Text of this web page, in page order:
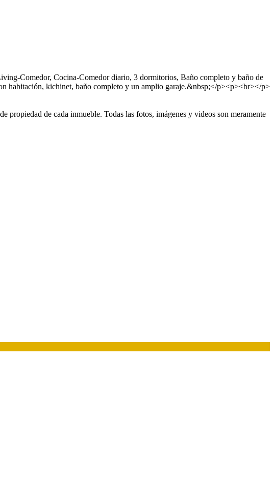
Comedor, Cocina-Comedor diario, 3 dormitorios, Baño completo y baño de
habitación, kichinet, baño completo y un amplio garaje.&nbsp;</p><p><br></p>
propiedad de cada inmueble. Todas las fotos, imágenes y videos son meramente